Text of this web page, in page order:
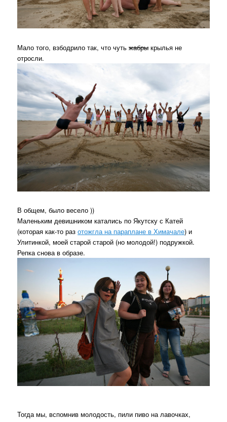
Мало того, взбодрило так, что чутьжабры крылья не
отросли.
В общем, было весело ))
Маленьким девишником катались по Якутску с Катей
(которая как-то разотожгла на параплане в Химачале) и
Улитинкой, моей старой старой (но молодой!) подружкой.
Репка снова в образе.
Тогда мы, вспомнив молодость, пили пиво на лавочках,